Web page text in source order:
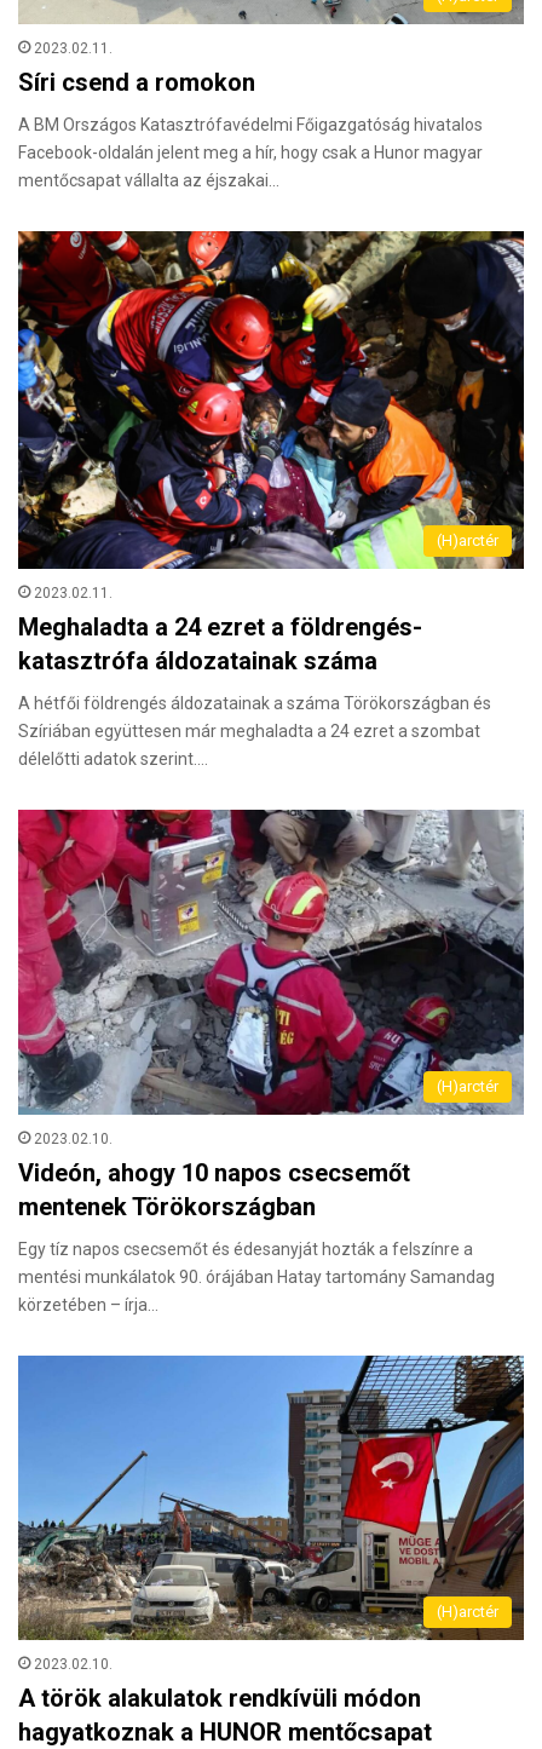
2023.02.11.
Síri csend a romokon
A BM Országos Katasztrófavédelmi Főigazgatóság hivatalos
Facebook-oldalán jelent meg a hír, hogy csak a Hunor magyar
mentőcsapat vállalta az éjszakai…
(H)arctér
2023.02.11.
Meghaladta a 24 ezret a földrengés-
katasztrófa áldozatainak száma
A hétfői földrengés áldozatainak a száma Törökországban és
Szíriában együttesen már meghaladta a 24 ezret a szombat
délelőtti adatok szerint.…
(H)arctér
2023.02.10.
Videón, ahogy 10 napos csecsemőt
mentenek Törökországban
Egy tíz napos csecsemőt és édesanyját hozták a felszínre a
mentési munkálatok 90. órájában Hatay tartomány Samandag
körzetében – írja…
(H)arctér
2023.02.10.
A török alakulatok rendkívüli módon
hagyatkoznak a HUNOR mentőcsapat